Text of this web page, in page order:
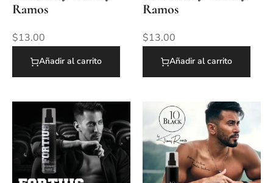
Ramos
$13.00
Añadir al carrito
Ramos
$13.00
Añadir al carrito